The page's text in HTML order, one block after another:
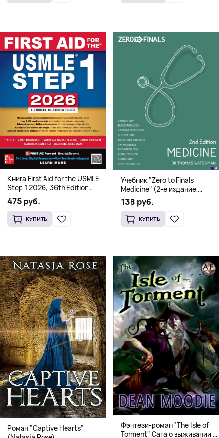
Книга First Aid for the USMLE
Step 1 2026, 36th Edition
(Мягкий переплет,
Английский язык)
475 руб.
КУПИТЬ
Учебник "Zero to Finals
Medicine" (2-е издание,
Мягкая обложка) Dr. Thomas
Watchman
138 руб.
КУПИТЬ
Роман "Captive Hearts"
Фэнтези-роман "The Isle of
Torment" Сага о выживании и